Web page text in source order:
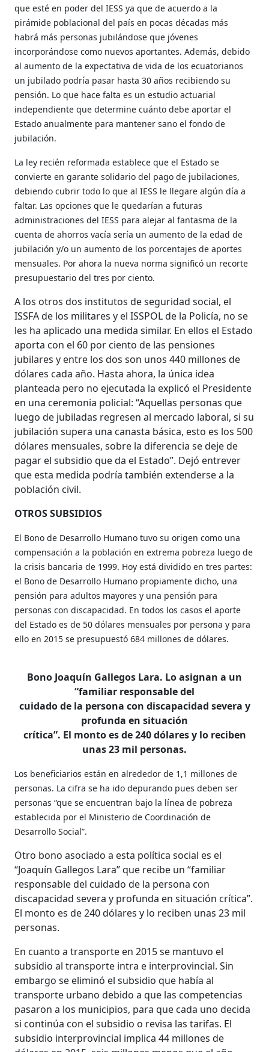
que esté en poder del IESS ya que de acuerdo a la
pirámide poblacional del país en pocas décadas más
habrá más personas jubilándose que jóvenes
incorporándose como nuevos aportantes. Además, debido
al aumento de la expectativa de vida de los ecuatorianos
un jubilado podría pasar hasta 30 años recibiendo su
pensión. Lo que hace falta es un estudio actuarial
independiente que determine cuánto debe aportar el
Estado anualmente para mantener sano el fondo de
jubilación.
La ley recién reformada establece que el Estado se
convierte en garante solidario del pago de jubilaciones,
debiendo cubrir todo lo que al IESS le llegare algún día a
faltar. Las opciones que le quedarían a futuras
administraciones del IESS para alejar al fantasma de la
cuenta de ahorros vacía sería un aumento de la edad de
jubilación y/o un aumento de los porcentajes de aportes
mensuales. Por ahora la nueva norma significó un recorte
presupuestario del tres por ciento.
A los otros dos institutos de seguridad social, el
ISSFA de los militares y el ISSPOL de la Policía, no se
les ha aplicado una medida similar. En ellos el Estado
aporta con el 60 por ciento de las pensiones
jubilares y entre los dos son unos 440 millones de
dólares cada año. Hasta ahora, la única idea
planteada pero no ejecutada la explicó el Presidente
en una ceremonia policial: “Aquellas personas que
luego de jubiladas regresen al mercado laboral, si su
jubilación supera una canasta básica, esto es los 500
dólares mensuales, sobre la diferencia se deje de
pagar el subsidio que da el Estado”. Dejó entrever
que esta medida podría también extenderse a la
población civil.
OTROS SUBSIDIOS
El Bono de Desarrollo Humano tuvo su origen como una
compensación a la población en extrema pobreza luego de
la crisis bancaria de 1999. Hoy está dividido en tres partes:
el Bono de Desarrollo Humano propiamente dicho, una
pensión para adultos mayores y una pensión para
personas con discapacidad. En todos los casos el aporte
del Estado es de 50 dólares mensuales por persona y para
ello en 2015 se presupuestó 684 millones de dólares.
Bono Joaquín Gallegos Lara. Lo asignan a un
“familiar responsable del
cuidado de la persona con discapacidad severa y
profunda en situación
crítica”. El monto es de 240 dólares y lo reciben
unas 23 mil personas.
Los beneficiarios están en alrededor de 1,1 millones de
personas. La cifra se ha ido depurando pues deben ser
personas “que se encuentran bajo la línea de pobreza
establecida por el Ministerio de Coordinación de
Desarrollo Social”.
Otro bono asociado a esta política social es el
“Joaquín Gallegos Lara” que recibe un “familiar
responsable del cuidado de la persona con
discapacidad severa y profunda en situación crítica”.
El monto es de 240 dólares y lo reciben unas 23 mil
personas.
En cuanto a transporte en 2015 se mantuvo el
subsidio al transporte intra e interprovincial. Sin
embargo se eliminó el subsidio que había al
transporte urbano debido a que las competencias
pasaron a los municipios, para que cada uno decida
si continúa con el subsidio o revisa las tarifas. El
subsidio interprovincial implica 44 millones de